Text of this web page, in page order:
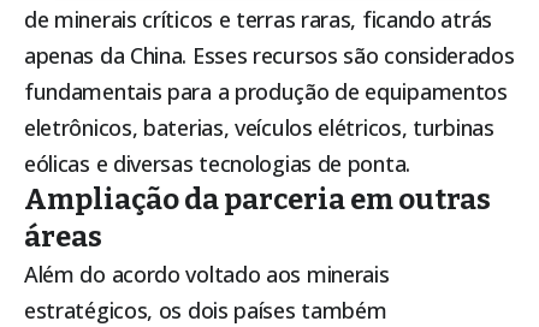
de minerais críticos e terras raras, ficando atrás
apenas da China. Esses recursos são considerados
fundamentais para a produção de equipamentos
eletrônicos, baterias, veículos elétricos, turbinas
eólicas e diversas tecnologias de ponta.
Ampliação da parceria em outras
áreas
Além do acordo voltado aos minerais
estratégicos, os dois países também